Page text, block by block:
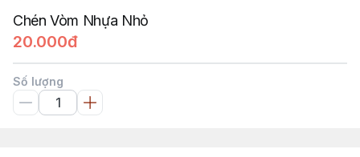
Chén Vòm Nhựa Nhỏ
20.000đ
Số lượng